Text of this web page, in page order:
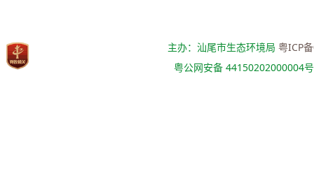
主办：汕尾市生态环境局粤ICP
粤公网安备 44150202000004号